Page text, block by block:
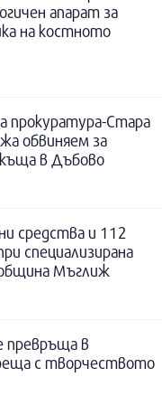
апарат за
на костното
прокуратура-Стара
обвиняем за
в Дъбово
средства и 112
специализирана
община Мъглиж
превръща в
с творчеството